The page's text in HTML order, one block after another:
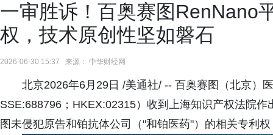
一审胜诉！百奥赛图RenNano
权，技术原创性坚如磐石
2026-06-30 15:37 来源： 中华财经网
北京2026年6月29日 /美通社/ -- 百奥赛图（北京）
SSE:688796；HKEX:02315）收到上海知识产权法院
图未侵犯原告和铂抗体公司（"和铂医药"）的相关专利